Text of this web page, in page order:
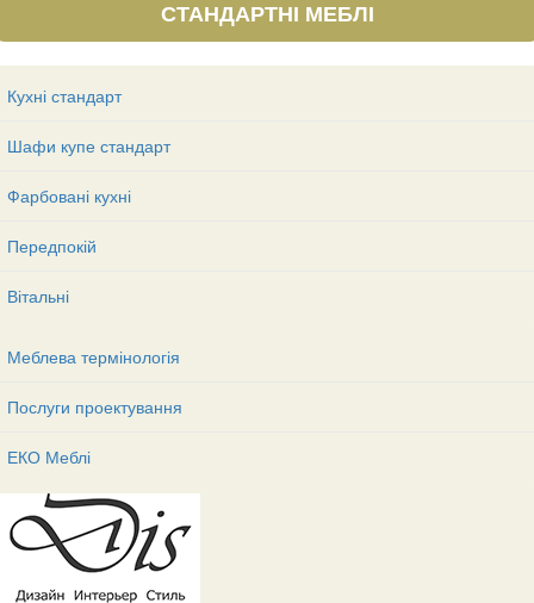
СТАНДАРТНІ МЕБЛІ
Кухні стандарт
Шафи купе стандарт
Фарбовані кухні
Передпокій
Вітальні
Меблева термінологія
Послуги проектування
ЕКО Меблі